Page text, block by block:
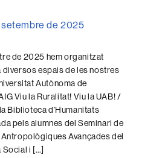
de 2025
de 2025 hem organitzat
espais de les nostres
Autònoma de
Viu la Ruralitat! Viu la UAB! /
Biblioteca d’Humanitats
pels alumnes del Seminari de
Avançades del
Social i […]